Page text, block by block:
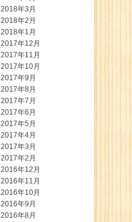
2018年3月
2018年2月
2018年1月
2017年12月
2017年11月
2017年10月
2017年9月
2017年8月
2017年7月
2017年6月
2017年5月
2017年4月
2017年3月
2017年2月
2016年12月
2016年11月
2016年10月
2016年9月
2016年8月